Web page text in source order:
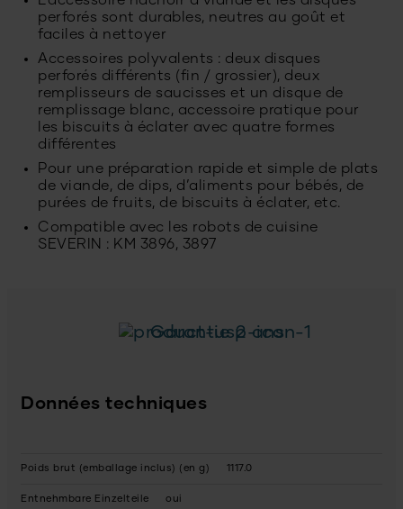
perforés sont durables, neutres au goût et
faciles à nettoyer
Accessoires polyvalents : deux disques
perforés différents (fin / grossier), deux
remplisseurs de saucisses et un disque de
remplissage blanc, accessoire pratique pour
les biscuits à éclater avec quatre formes
différentes
Pour une préparation rapide et simple de plats
de viande, de dips, d’aliments pour bébés, de
purées de fruits, de biscuits à éclater, etc.
Compatible avec les robots de cuisine
SEVERIN : KM 3896, 3897
Garantie 2 ans
Données techniques
Poids brut (emballage inclus) (en g) 1117.0
Entnehmbare Einzelteile oui